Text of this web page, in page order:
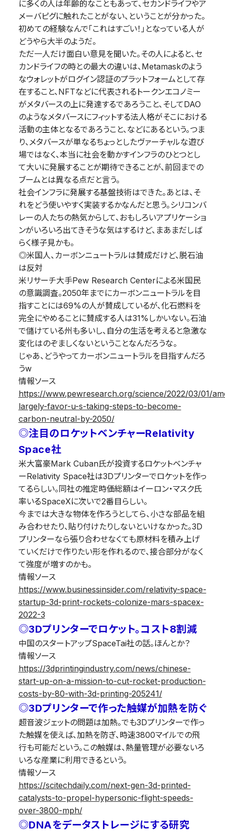
に多くの人は年齢的なこともあって、セカンドライフやア
メーバピグに触れたことがない、ということが分かった。
初めての経験なんで「これはすごい！」となっている人が
どうやら大半のようだ。
ただ一人だけ面白い意見を聞いた。その人によると、セ
カンドライフの時との最大の違いは、Metamaskのよう
なウォレットがログイン認証のプラットフォームとして存
在すること、NFTなどに代表されるトークンエコノミー
がメタバースの上に発達するであろうこと、そしてDAO
のようなメタバースにフィットする法人格がそこにおける
活動の主体となるであろうこと、などにあるという。つま
り、メタバースが単なるちょっとしたヴァーチャルな遊び
場ではなく、本当に社会を動かすインフラのひとつとし
て大いに発展することが期待できることが、前回までの
ブームとは異なる点だと言う。
社会インフラに発展する基盤技術はできた。あとは、そ
れをどう使いやすく実装するかなんだと思う。シリコンバ
レーの人たちの熱気からして、おもしろいアプリケーショ
ンがいろいろ出てきそうな気はするけど、まあまだしば
らく様子見かも。
◎米国人、カーボンニュートラルは賛成だけど、脱石油
は反対
米リサーチ大手Pew Research Centerによる米国民
の意識調査。2050年までにカーボンニュートラルを目
指すことには69%の人が賛成しているが、化石燃料を
完全にやめることに賛成する人は31%しかいない。石油
で儲けている州も多いし、自分の生活を考えると急激な
変化はのぞましくないということなんだろうな。
じゃあ、どうやってカーボンニュートラルを目指すんだろ
うw
情報ソース
https://www.pewresearch.org/science/2022/03/01/
largely-favor-u-s-taking-steps-to-become-
carbon-neutral-by-2050/
◎注目のロケットベンチャーRelativity
Space社
米大富豪Mark Cuban氏が投資するロケットベンチャ
ーRelativity Space社は3Dプリンターでロケットを作っ
てるらしい。同社の推定時価総額はイーロン・マスク氏
率いるSpaceXに次いで2番目らしい。
今までは大きな物体を作ろうとしてら、小さな部品を組
み合わせたり、貼り付けたりしないといけなかった。3D
プリンターなら張り合わせなくても原材料を積み上げ
ていくだけで作りたい形を作れるので、接合部分がなく
て強度が増すのかも。
情報ソース
https://www.businessinsider.com/relativity-space-
startup-3d-print-rockets-colonize-mars-spacex-
2022-3
◎3Dプリンターでロケット。コスト8割減
中国のスタートアップSpaceTai社の話。ほんとか？
情報ソース
https://3dprintingindustry.com/news/chinese-
start-up-on-a-mission-to-cut-rocket-production-
costs-by-80-with-3d-printing-205241/
◎3Dプリンターで作った触媒が加熱を防ぐ
超音波ジェットの問題は加熱。でも3Dプリンターで作っ
た触媒を使えば、加熱を防ぎ、時速3800マイルでの飛
行も可能だという。この触媒は、熱量管理が必要ないろ
いろな産業に利用できるという。
情報ソース
https://scitechdaily.com/next-gen-3d-printed-
catalysts-to-propel-hypersonic-flight-speeds-
over-3800-mph/
◎DNAをデータストレージにする研究